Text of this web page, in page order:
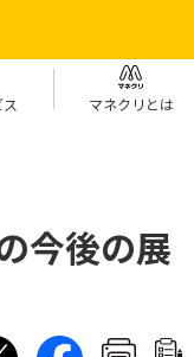
マネクリとは
今後の展